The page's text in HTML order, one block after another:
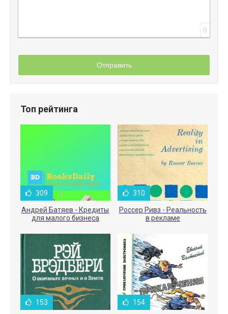
0
Отправить
Топ рейтинга
309
Андрей Батяев - Кредиты
для малого бизнеса
310
Россер Ривз - Реальность
в рекламе
153 154